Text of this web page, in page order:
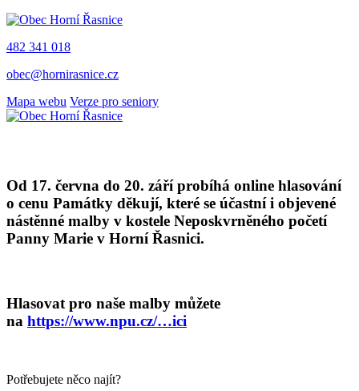
482 341 018
obec@hornirasnice.cz
Mapa webu Verze pro seniory
Od 17. června do 20. září probíhá online hlasování
o cenu Památky děkují, které se účastní i objevené
nástěnné malby v kostele Neposkvrněného početí
Panny Marie v Horní Řasnici.
Hlasovat pro naše malby můžete
na https://www.npu.cz/…ici
Potřebujete něco najít?